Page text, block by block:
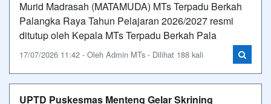
Murid Madrasah (MATAMUDA) MTs Terpadu Berkah
Palangka Raya Tahun Pelajaran 2026/2027 resmi
ditutup oleh Kepala MTs Terpadu Berkah Pala
17/07/2026 11:42 - Oleh Admin MTs - Dilihat 188 kali
UPTD Puskesmas Menteng Gelar Skrining